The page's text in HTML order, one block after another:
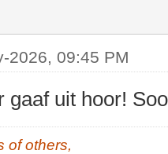
2026, 09:45 PM
gaaf uit hoor!
of others,